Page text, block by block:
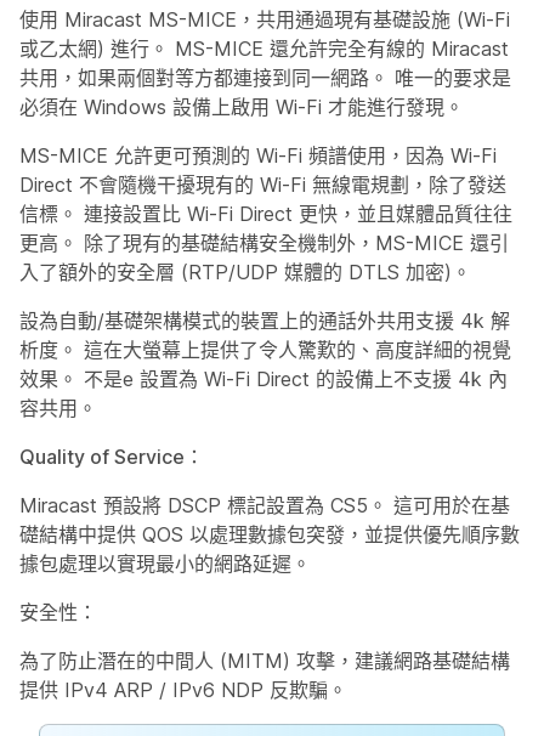
使用 Miracast MS-MICE，共用通過現有基礎設施 (Wi-Fi
或乙太網) 進行。 MS-MICE 還允許完全有線的 Miracast
共用，如果兩個對等方都連接到同一網路。 唯一的要求是
必須在 Windows 設備上啟用 Wi-Fi 才能進行發現。
MS-MICE 允許更可預測的 Wi-Fi 頻譜使用，因為 Wi-Fi
Direct 不會隨機干擾現有的 Wi-Fi 無線電規劃，除了發送
信標。 連接設置比 Wi-Fi Direct 更快，並且媒體品質往往
更高。 除了現有的基礎結構安全機制外，MS-MICE 還引
入了額外的安全層 (RTP/UDP 媒體的 DTLS 加密)。
設為自動/基礎架構模式的裝置上的通話外共用支援 4k 解
析度。 這在大螢幕上提供了令人驚歎的、高度詳細的視覺
效果。 不是e 設置為 Wi-Fi Direct 的設備上不支援 4k 內
容共用。
Quality of Service：
Miracast 預設將 DSCP 標記設置為 CS5。 這可用於在基
礎結構中提供 QOS 以處理數據包突發，並提供優先順序數
據包處理以實現最小的網路延遲。
安全性：
為了防止潛在的中間人 (MITM) 攻擊，建議網路基礎結構
提供 IPv4 ARP / IPv6 NDP 反欺騙。